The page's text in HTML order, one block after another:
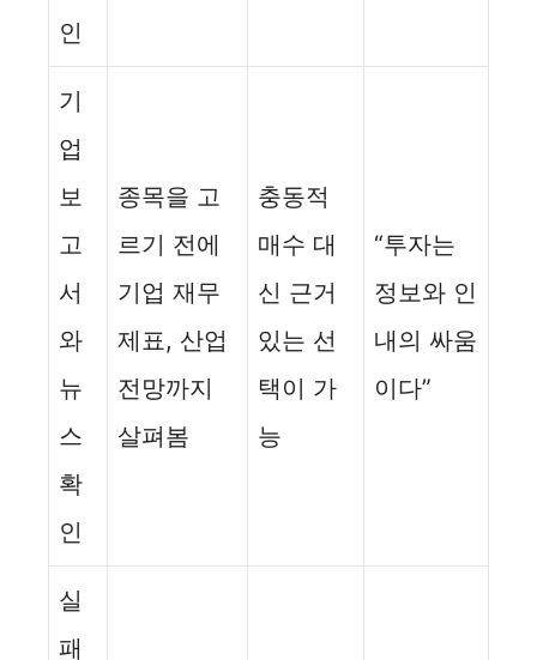
인
기
업
보
고
서
와
뉴
스
확
인
종목을 고
르기 전에
기업 재무
제표, 산업
전망까지
살펴봄
충동적
매수 대
신 근거
있는 선
택이 가
능
“투자는
정보와 인
내의 싸움
이다”
실
패